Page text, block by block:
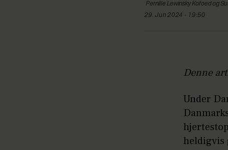
Pernille LewinskyKofoed og
29. Jun 2024 - 19:50
Denne
Under
heldigvis